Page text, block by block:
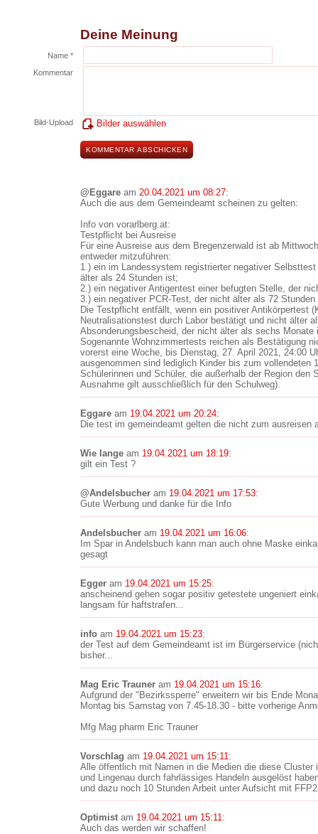
Deine Meinung
Name *
Kommentar
Bild-Upload Bilder auswählen
@Eggare am 20.04.2021 um 08:27:
Auch die aus dem Gemeindeamt scheinen zu gelten:
Info von vorarlberg.at:
Testpflicht bei Ausreise
Für eine Ausreise aus dem Bregenzerwald ist ab
entweder mitzuführen:
1.) ein im Landessystem registrierter negativer Selbsttest
älter als 24 Stunden ist;
2.) ein negativer Antigentest einer befugten Stelle, der
3.) ein negativer PCR-Test, der nicht älter als 72
Die Testpflicht entfällt, wenn ein positiver Antikörpertest
Neutralisationstest durch Labor bestätigt und nicht älter
Absonderungsbescheid, der nicht älter als sechs Monate
Sogenannte Wohnzimmertests reichen als Bestätigung
vorerst eine Woche, bis Dienstag, 27. April 2021, 24:00
ausgenommen sind lediglich Kinder bis zum vollendeten
Schülerinnen und Schüler, die außerhalb der Region den
Ausnahme gilt ausschließlich für den Schulweg).
Eggare am 19.04.2021 um 20:24:
Die test im gemeindeamt gelten die nicht zum ausreisen
Wie lange am 19.04.2021 um 18:19:
gilt ein Test ?
@Andelsbucher am 19.04.2021 um 17:53:
Gute Werbung und danke für die Info
Andelsbucher am 19.04.2021 um 16:06:
Im Spar in Andelsbuch kann man auch ohne Maske
gesagt
Egger am 19.04.2021 um 15:25:
anscheinend gehen sogar positiv getestete ungeniert
langsam für haftstrafen...
info am 19.04.2021 um 15:23:
der Test auf dem Gemeindeamt ist im Bürgerservice
bisher...
Mag Eric Trauner am 19.04.2021 um 15:16:
Aufgrund der "Bezirkssperre" erweitern wir bis Ende
Montag bis Samstag von 7.45-18.30 - bitte vorherige
Mfg Mag pharm Eric Trauner
Vorschlag am 19.04.2021 um 15:11:
Alle öffentlich mit Namen in die Medien die diese Cluster
und Lingenau durch fahrlässiges Handeln ausgelöst
und dazu noch 10 Stunden Arbeit unter Aufsicht mit
Optimist am 19.04.2021 um 15:11:
Auch das werden wir schaffen!